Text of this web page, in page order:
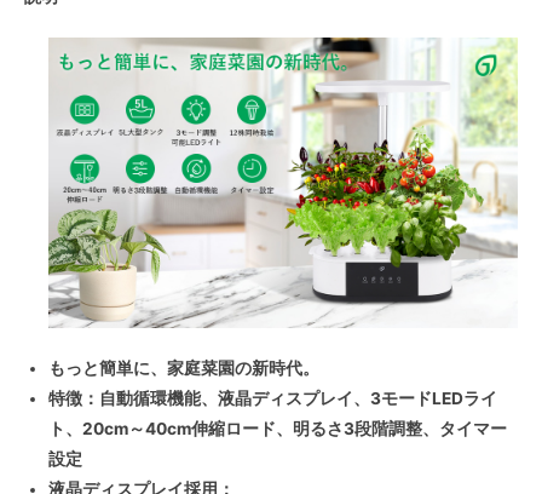
もっと簡単に、家庭菜園の新時代。
特徴：自動循環機能、液晶ディスプレイ、3モードLEDライ
ト、20cm～40cm伸縮ロード、明るさ3段階調整、タイマー
設定
液晶ディスプレイ採用：